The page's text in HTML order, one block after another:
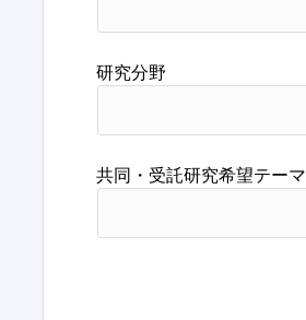
研究分野
共同・受託研究希望テーマ